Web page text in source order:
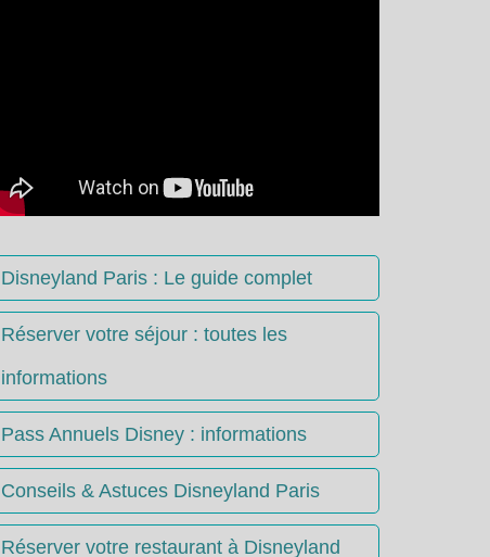
Disneyland Paris : Le guide complet
Réserver votre séjour : toutes les
informations
Pass Annuels Disney : informations
Conseils & Astuces Disneyland Paris
Réserver votre restaurant à Disneyland